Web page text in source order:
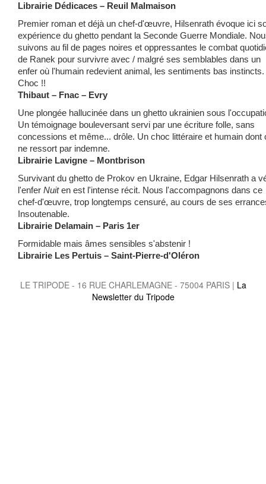
Librairie Dédicaces – Reuil Malmaison
Premier roman et déjà un chef-d'œuvre, Hilsenrath évoque ici
expérience du ghetto pendant la Seconde Guerre Mondiale.
suivons au fil de pages noires et oppressantes le combat
de Ranek pour survivre avec / malgré ses semblables dans un
enfer où l'humain redevient animal, les sentiments bas instincts.
Choc !!
Thibaut – Fnac – Evry
Une plongée hallucinée dans un ghetto ukrainien sous
Un témoignage bouleversant servi par une écriture folle, sans
concessions et même... drôle. Un choc littéraire et humain dont
ne ressort par indemne.
Librairie Lavigne – Montbrison
Survivant du ghetto de Prokov en Ukraine, Edgar Hilsenrath a
l'enfer Nuiten est l'intense récit. Nous l'accompagnons dans ce
chef-d'œuvre, trop longtemps censuré, au cours de ses
Insoutenable.
Librairie Delamain – Paris 1er
Formidable mais âmes sensibles s'abstenir !
Librairie Les Pertuis – Saint-Pierre-d'Oléron
LE TRIPODE - 16 RUE CHARLEMAGNE - 75004 PARIS | La
Newsletter du Tripode